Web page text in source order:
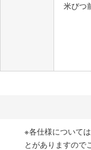
米びつ
※各仕様について
とがありますので